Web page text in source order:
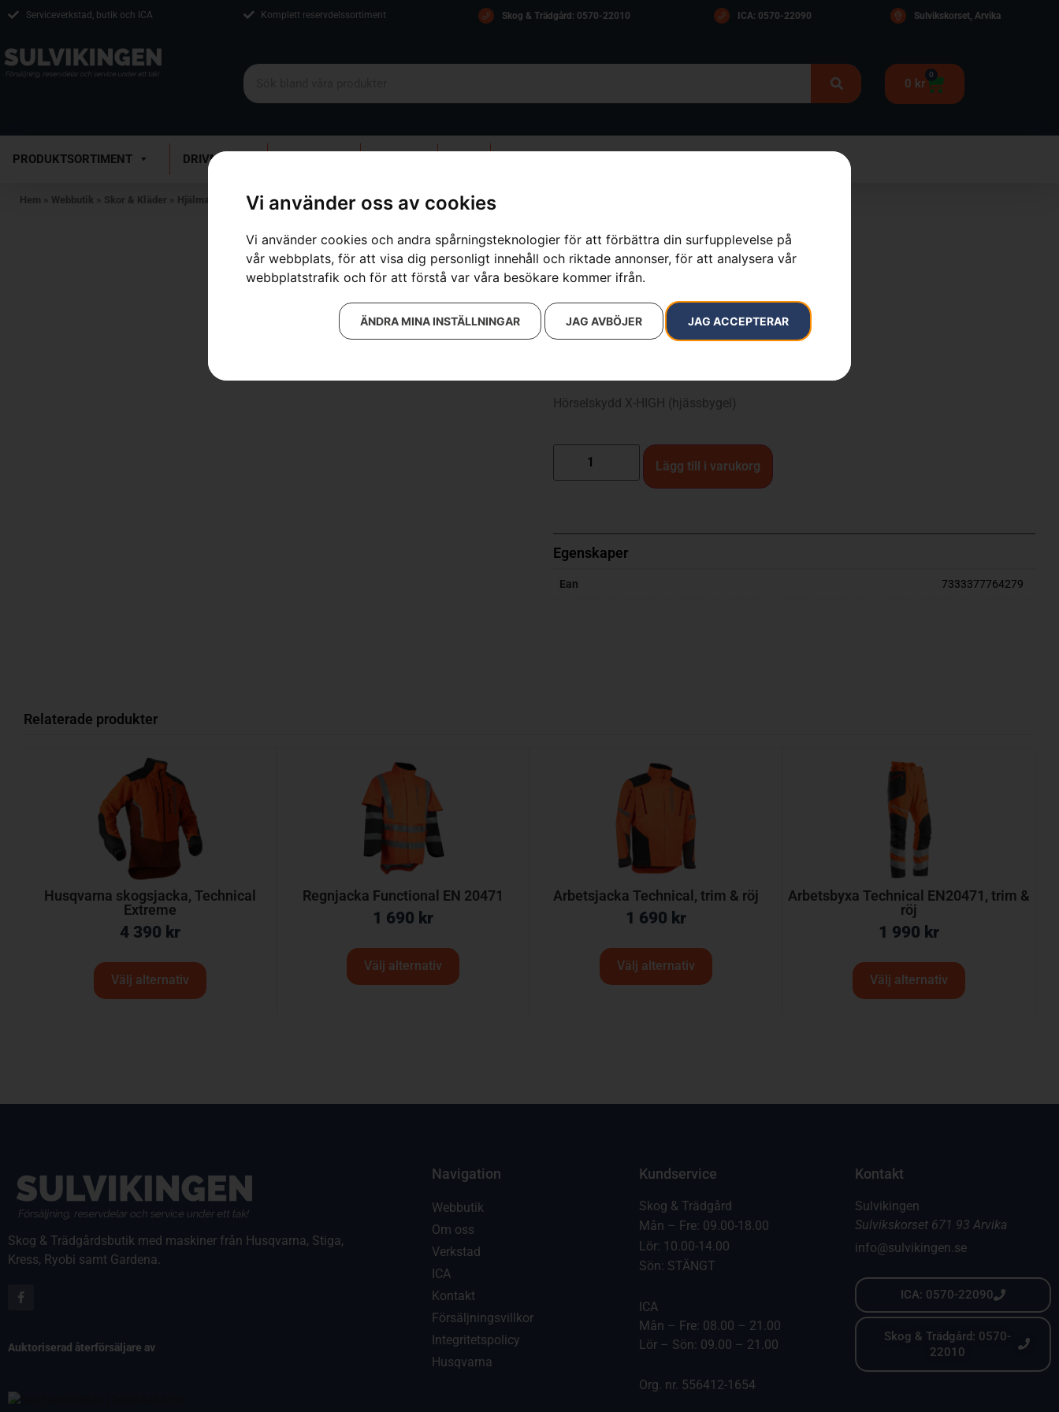
Vi använder oss av cookies
Vi använder cookies och andra spårningsteknologier för att förbättra din surfupplevelse på
vår webbplats, för att visa dig personligt innehåll och riktade annonser, för att analysera vår
webbplatstrafik och för att förstå var våra besökare kommer ifrån.
JAG ACCEPTERAR
JAG AVBÖJER
ÄNDRA MINA INSTÄLLNINGAR
Serviceverkstad, butik och ICA Komplett reservdelssortiment Skog & Trädgård: 0570-22010 ICA: 0570-22090 Sulvikskorset, Arvika
0 kr
0
PRODUKTSORTIMENT DRIVMEDEL
Hem » Webbutik » Skor & Kläder » Hjälmar Hörselskydd»Hörselskydd X-HIGH
Hörselskydd X-HIGH
Hörselskydd
Varumärken:Husqvarna
Hörselskydd X-HIGH (hjässbygel)
Lägg till i varukorg
Egenskaper
Ean 7333377764279
Relaterade produkter
Husqvarna skogsjacka, Technical
Extreme
4 390 kr
Välj alternativ
Regnjacka Functional EN 20471
1 690 kr
Välj alternativ
Arbetsjacka Technical, trim & röj
1 690 kr
Välj alternativ
Arbetsbyxa Technical EN20471, trim &
röj
1 990 kr
Välj alternativ
Skog & Trädgårdsbutik med maskiner från Husqvarna, Stiga,
Kress, Ryobi samt Gardena.
Auktoriserad återförsäljare av
Navigation
Webbutik
Om oss
Verkstad
ICA
Kontakt
Försäljningsvillkor
Integritetspolicy
Husqvarna
Kundservice
Skog & Trädgård
Mån – Fre: 09.00-18.00
Lör: 10.00-14.00
Sön: STÄNGT
ICA
Mån – Fre: 08.00 – 21.00
Lör – Sön: 09.00 – 21.00
Org. nr. 556412-1654
Kontakt
Sulvikingen
Sulvikskorset 671 93 Arvika
info@sulvikingen.se
ICA: 0570-22090
Skog & Trädgård: 0570-
22010